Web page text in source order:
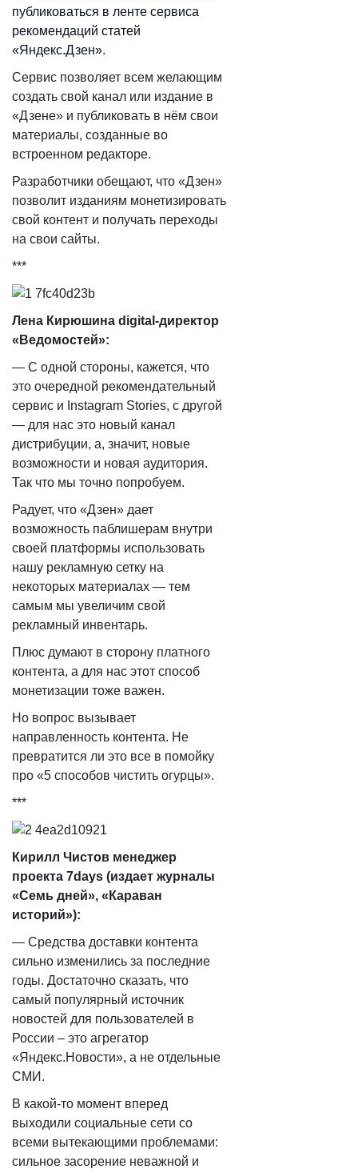
публиковаться в ленте сервиса
рекомендаций статей
«Яндекс.Дзен».
Сервис позволяет всем желающим
создать свой канал или издание в
«Дзене» и публиковать в нём свои
материалы, созданные во
встроенном редакторе.
Разработчики обещают, что «Дзен»
позволит изданиям монетизировать
свой контент и получать переходы
на свои сайты.
***
Лена Кирюшина digital-директор
«Ведомостей»:
— С одной стороны, кажется, что
это очередной рекомендательный
сервис и Instagram Stories, с другой
— для нас это новый канал
дистрибуции, а, значит, новые
возможности и новая аудитория.
Так что мы точно попробуем.
Радует, что «Дзен» дает
возможность паблишерам внутри
своей платформы использовать
нашу рекламную сетку на
некоторых материалах — тем
самым мы увеличим свой
рекламный инвентарь.
Плюс думают в сторону платного
контента, а для нас этот способ
монетизации тоже важен.
Но вопрос вызывает
направленность контента. Не
превратится ли это все в помойку
про «5 способов чистить огурцы».
***
Кирилл Чистов менеджер
проекта 7days (издает журналы
«Семь дней», «Караван
историй»):
— Средства доставки контента
сильно изменились за последние
годы. Достаточно сказать, что
самый популярный источник
новостей для пользователей в
России – это агрегатор
«Яндекс.Новости», а не отдельные
СМИ.
В какой-то момент вперед
выходили социальные сети со
всеми вытекающими проблемами:
сильное засорение неважной и